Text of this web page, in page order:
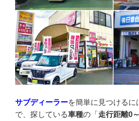
サブディーラーを簡単に見つけるに
で、探している車種の「走行距離0